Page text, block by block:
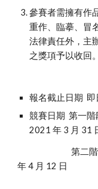
參賽者需擁有作
重作、臨摹、冒
法律責任外，主
之獎項予以收回。
報名截止日期
競賽日期  第一
2021 年 3 月 31
                              第二階段[實作賽]     2021 年 4 月 1日 至 2021
年 4 月 12 日